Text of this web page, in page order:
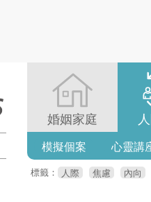
婚姻家庭
模擬個案 心靈講
標籤： 人際 焦慮 內向